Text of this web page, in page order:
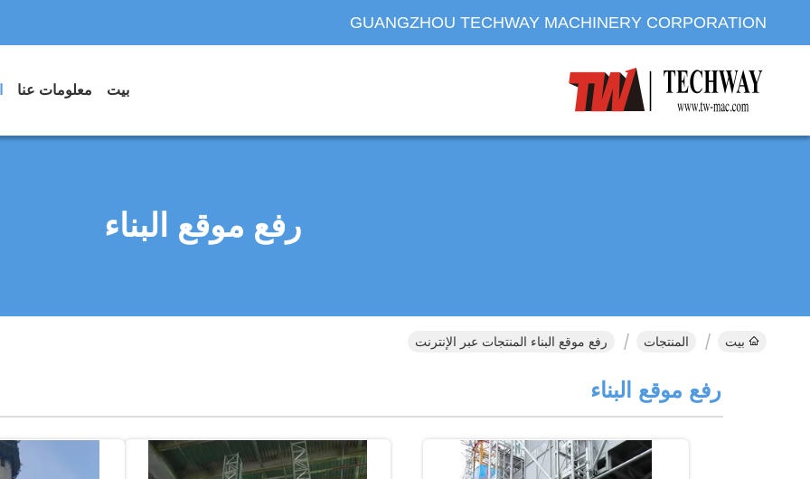
GUANGZHOU TECHWAY MACHINERY CORPORATION
بيت معلومات عنا
رفع موقع البناء
بيت المنتجات رفع موقع البناء المنتجات عبر الإنترنت
رفع موقع البناء